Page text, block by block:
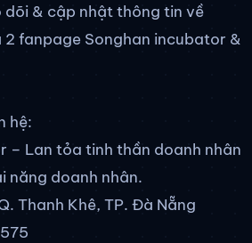
dõi & cập nhật thông tin về
fanpage Songhan incubator &
hệ:
– Lan tỏa tinh thần doanh nhân
năng doanh nhân.
Thanh Khê, TP. Đà Nẵng